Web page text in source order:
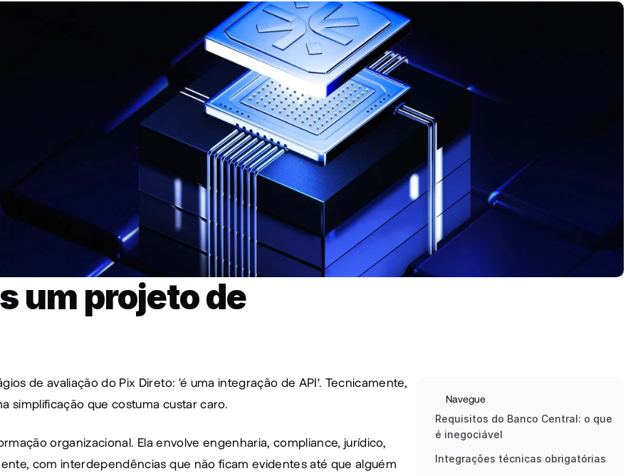
um projeto de
de avaliação do Pix Direto: 'é uma integração de API'. Tecnicamente,
simplificação que costuma custar caro.
organizacional. Ela envolve engenharia, compliance, jurídico,
com interdependências que não ficam evidentes até que alguém
Navegue
Requisitos do Banco Central: o que
é inegociável
Integrações técnicas obrigatórias